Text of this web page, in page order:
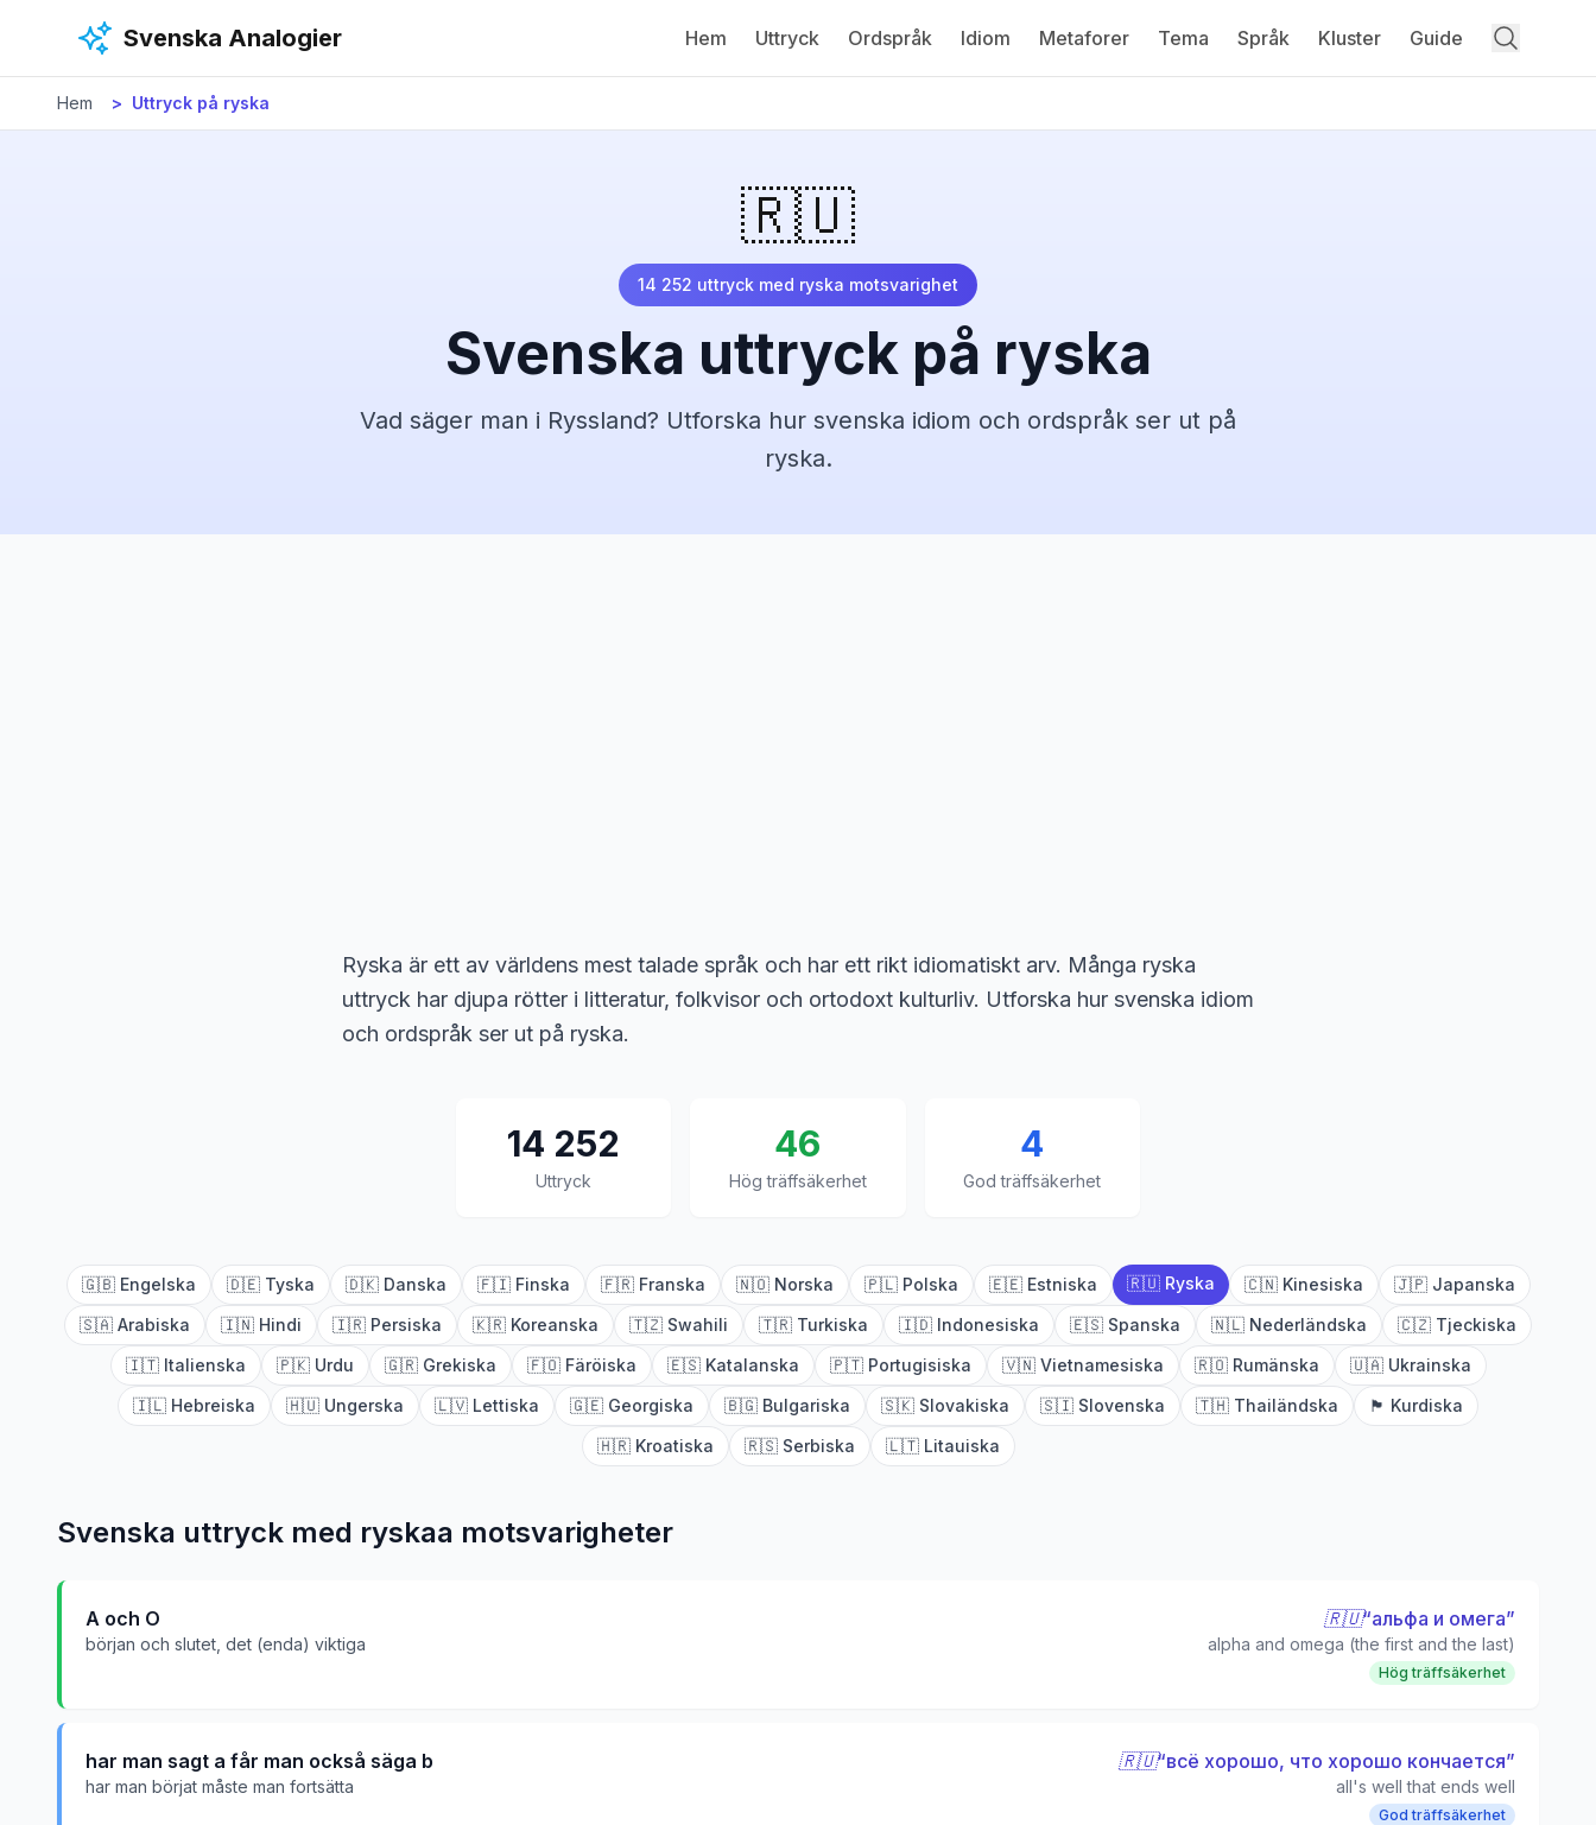
Svenska Analogier Hem Uttryck Ordspråk Idiom Metaforer Tema Språk Kluster Guide
Hem Uttryck på ryska
🇷🇺
14 252 uttryck med ryska motsvarighet
Svenska uttryck på ryska
Vad säger man i Ryssland? Utforska hur svenska idiom och ordspråk ser ut på
ryska.
Ryska är ett av världens mest talade språk och har ett rikt idiomatiskt arv. Många ryska
uttryck har djupa rötter i litteratur, folkvisor och ortodoxt kulturliv. Utforska hur svenska idiom
och ordspråk ser ut på ryska.
14 252
Uttryck
46
Hög träffsäkerhet
4
God träffsäkerhet
🇬🇧 Engelska 🇩🇪 Tyska 🇩🇰 Danska 🇫🇮 Finska 🇫🇷 Franska 🇳🇴 Norska 🇵🇱 Polska 🇪🇪 Estniska 🇷🇺 Ryska 🇨🇳 Kinesiska 🇯🇵 Japanska
🇸🇦 Arabiska 🇮🇳 Hindi 🇮🇷 Persiska 🇰🇷 Koreanska 🇹🇿 Swahili 🇹🇷 Turkiska 🇮🇩 Indonesiska 🇪🇸 Spanska 🇳🇱 Nederländska 🇨🇿 Tjeckiska
🇮🇹 Italienska 🇵🇰 Urdu 🇬🇷 Grekiska 🇫🇴 Färöiska 🇪🇸 Katalanska 🇵🇹 Portugisiska 🇻🇳 Vietnamesiska 🇷🇴 Rumänska 🇺🇦 Ukrainska
🇮🇱 Hebreiska 🇭🇺 Ungerska 🇱🇻 Lettiska 🇬🇪 Georgiska 🇧🇬 Bulgariska 🇸🇰 Slovakiska 🇸🇮 Slovenska 🇹🇭 Thailändska 🏴 Kurdiska
🇭🇷 Kroatiska 🇷🇸 Serbiska 🇱🇹 Litauiska
Svenska uttryck med ryskaa motsvarigheter
A och O
början och slutet, det (enda) viktiga
🇷🇺“альфа и омега”
alpha and omega (the first and the last)
Hög träffsäkerhet
har man sagt a får man också säga b
har man börjat måste man fortsätta
🇷🇺“всё хорошо, что хорошо кончается”
all's well that ends well
God träffsäkerhet